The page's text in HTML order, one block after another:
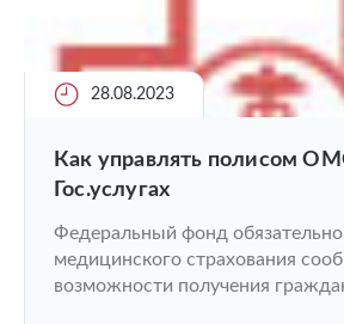
28.08.2023
Как управлять полисом
Гос.услугах
Федеральный фонд
медицинского страхования
возможности получения